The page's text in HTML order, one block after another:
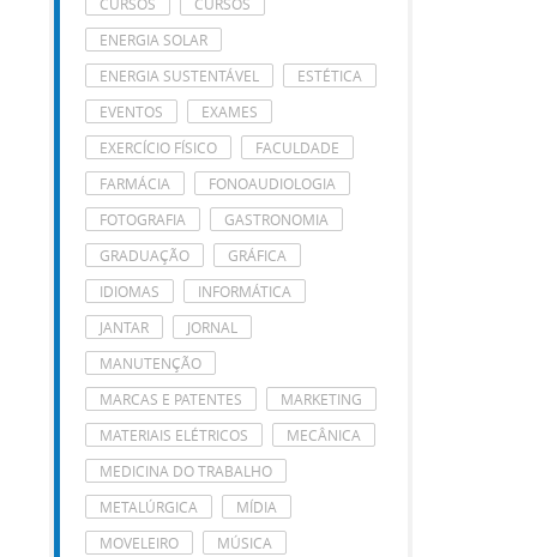
ENERGIA SOLAR
ENERGIA SUSTENTÁVEL
ESTÉTICA
EVENTOS
EXAMES
EXERCÍCIO FÍSICO
FACULDADE
FARMÁCIA
FONOAUDIOLOGIA
FOTOGRAFIA
GASTRONOMIA
GRADUAÇÃO
GRÁFICA
IDIOMAS
INFORMÁTICA
JANTAR
JORNAL
MANUTENÇÃO
MARCAS E PATENTES
MARKETING
MATERIAIS ELÉTRICOS
MECÂNICA
MEDICINA DO TRABALHO
METALÚRGICA
MÍDIA
MOVELEIRO
MÚSICA